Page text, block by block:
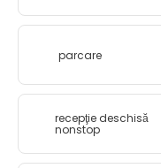
parcare
recepţie deschisă
nonstop